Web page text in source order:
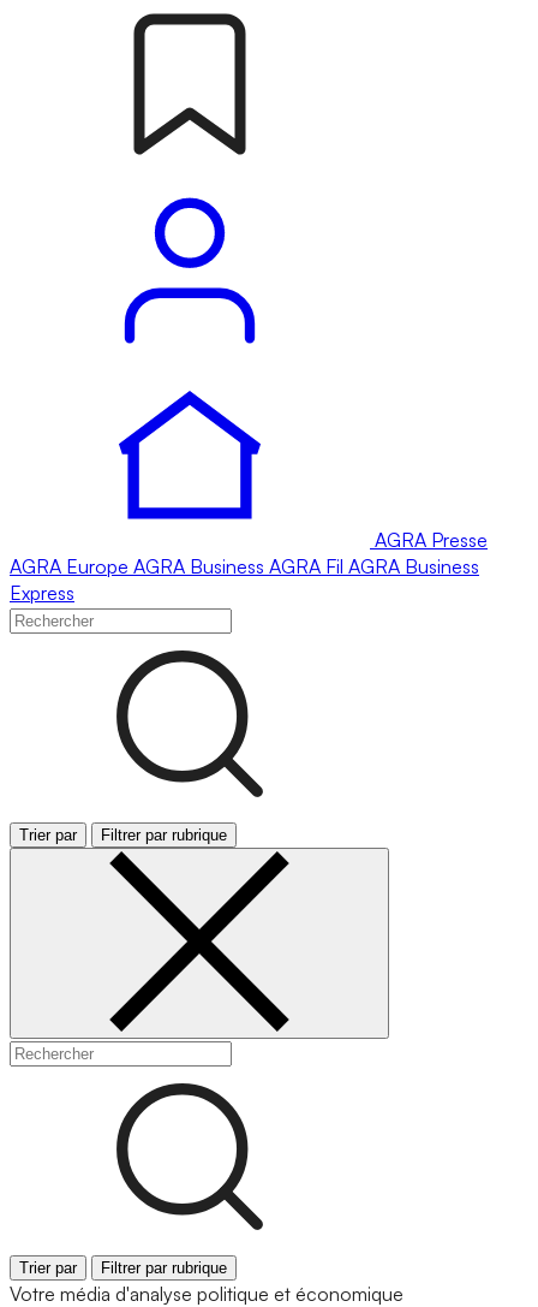
AGRA Presse
AGRA Europe AGRA Business AGRA Fil AGRA Business
Express
Trier par Filtrer par rubrique
Trier par Filtrer par rubrique
Votre média d'analyse politique et économique